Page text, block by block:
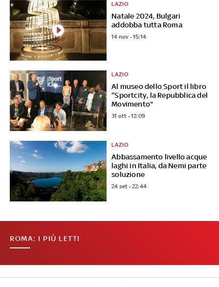
Natale 2024, Bulgari
addobba tutta Roma
LAZIO
14 nov - 15:14
Al museo dello Sport il libro
“Sportcity, la Repubblica del
Movimento"
LAZIO
31 ott - 12:09
Abbassamento livello acque
laghi in Italia, da Nemi parte
soluzione
LAZIO
24 set - 22:44
ROMA: I PIÙ LETTI